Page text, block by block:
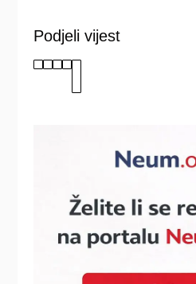
Podjeli vijest